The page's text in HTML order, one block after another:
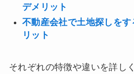
デメリット
不動産会社で土地探しをす
リット
それぞれの特徴や違いを詳し